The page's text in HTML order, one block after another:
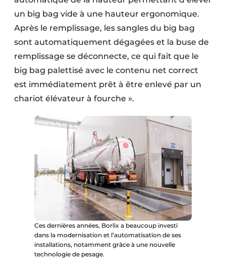
un big bag vide à une hauteur ergonomique.
Après le remplissage, les sangles du big bag
sont automatiquement dégagées et la buse de
remplissage se déconnecte, ce qui fait que le
big bag palettisé avec le contenu net correct
est immédiatement prêt à être enlevé par un
chariot élévateur à fourche ».
Ces dernières années, Borlix a beaucoup investi
dans la modernisation et l’automatisation de ses
installations, notamment grâce à une nouvelle
technologie de pesage.